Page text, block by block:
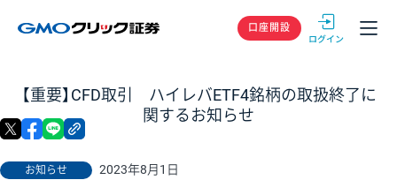
GMOクリック
口座開設
【重要】CFD取引 ハイレバETF4銘柄の取扱終了に
関するお知らせ
お知らせ 2023年8月1日
X facebook